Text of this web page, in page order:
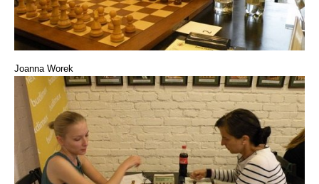
Joanna Worek